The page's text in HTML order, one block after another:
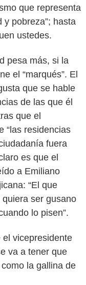
que representa
y pobreza”; hasta
ustedes.
pesa más, si la
el “marqués”. El
que se hable
de las que él
que el
“las residencias
fuera
es que el
a Emiliano
“El que
ser gusano
lo pisen”.
vicepresidente
va a tener que
la gallina de